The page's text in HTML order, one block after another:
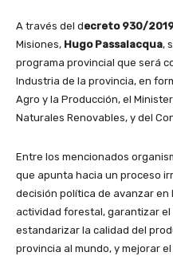
A través del decreto 930/
Misiones, Hugo Passalacqua,
programa provincial que será
Industria de la provincia, en
Agro y la Producción, el
Naturales Renovables, y del
Entre los mencionados
que apunta hacia un proceso
decisión política de avanzar en
actividad forestal, garantizar el
estandarizar la calidad del
provincia al mundo, y mejorar